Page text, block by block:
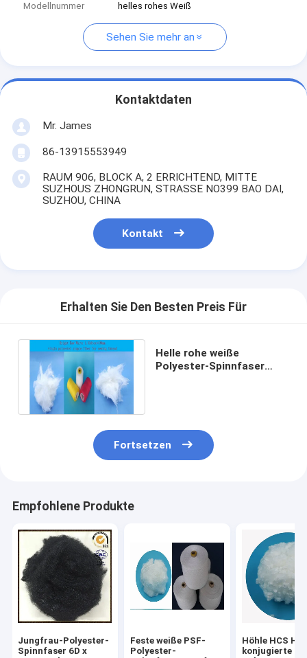
Modellnummer
helles rohes Weiß
Sehen Sie mehr an
Kontaktdaten
Mr. James
86-13915553949
RAUM 906, BLOCK A, 2 ERRICHTEND, MITTE
SUZHOUS ZHONGRUN, STRASSE NO399 BAO DAI,
SUZHOU, CHINA
Kontakt
Erhalten Sie Den Besten Preis Für
Helle rohe weiße
Polyester-Spinnfaser
Fortsetzen
Empfohlene Produkte
Jungfrau-Polyester-
Spinnfaser 6D x
Feste weiße PSF-
Polyester-
Höhle HCS HC
konjugierte